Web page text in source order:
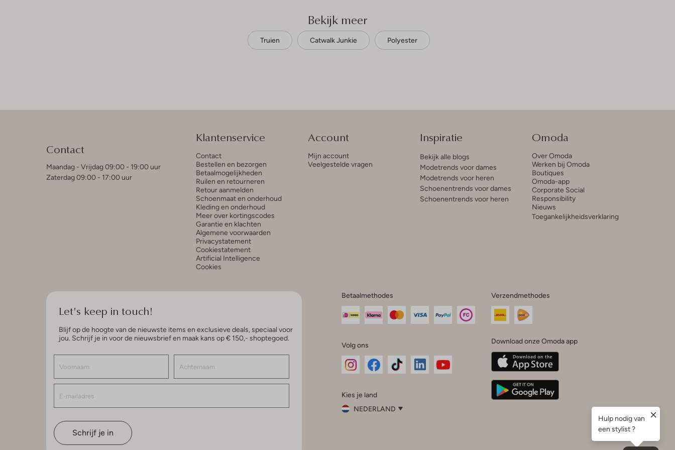
Bekijk meer
Truien Catwalk Junkie Polyester
Contact
Maandag - Vrijdag 09:00 - 19:00 uur
Zaterdag 09:00 - 17:00 uur
Klantenservice
Contact
Bestellen en bezorgen
Betaalmogelijkheden
Ruilen en retourneren
Retour aanmelden
Schoenmaat en onderhoud
Kleding en onderhoud
Meer over kortingscodes
Garantie en klachten
Algemene voorwaarden
Privacystatement
Cookiestatement
Artificial Intelligence
Cookies
Account
Mijn account
Veelgestelde vragen
Inspiratie
Bekijk alle blogs
Modetrends voor dames
Modetrends voor heren
Schoenentrends voor dames
Schoenentrends voor heren
Omoda
Over Omoda
Werken bij Omoda
Boutiques
Omoda-app
Corporate Social
Responsibility
Nieuws
Toegankelijkheidsverklaring
Let's keep in touch!
Blijf op de hoogte van de nieuwste items en exclusieve deals, speciaal voor
jou. Schrijf je in voor de nieuwsbrief en maak kans op € 150,- shoptegoed.
Schrijf je in
Betaalmethodes
Volg ons
InstagramFacebook
Kies je land
NEDERLAND
Verzendmethodes
Download onze Omoda app